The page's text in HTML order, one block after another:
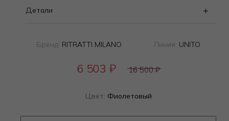
Детали
Бренд: RITRATTI MILANO Линия: UNITO
6 503 ₽ 16 500₽
Цвет: Фиолетовый